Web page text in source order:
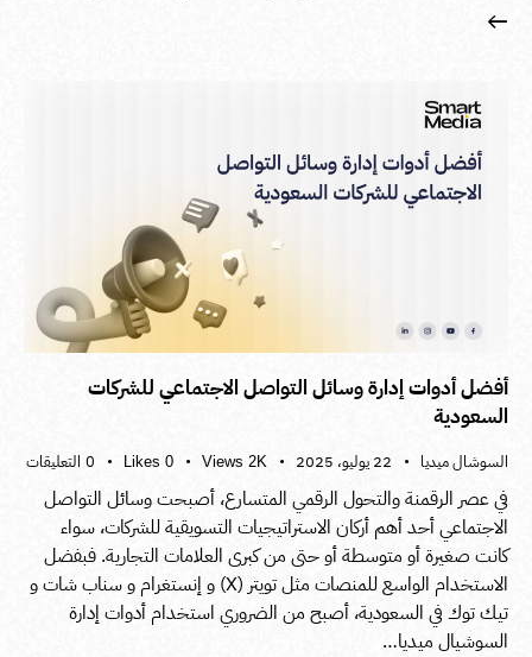
أفضل أدوات إدارة وسائل التواصل الاجتماعي للشركات
السعودية
السوشال ميديا 22 يوليو، 2025 2K
Views
0
Likes
0 التعليقات
في عصر الرقمنة والتحول الرقمي المتسارع، أصبحت وسائل التواصل
الاجتماعي أحد أهم أركان الاستراتيجيات التسويقية للشركات، سواء
كانت صغيرة أو متوسطة أو حتى من كبرى العلامات التجارية. فبفضل
الاستخدام الواسع للمنصات مثل تويتر (X) و إنستغرام و سناب شات و
تيك توك في السعودية، أصبح من الضروري استخدام أدوات إدارة
السوشيال ميديا…